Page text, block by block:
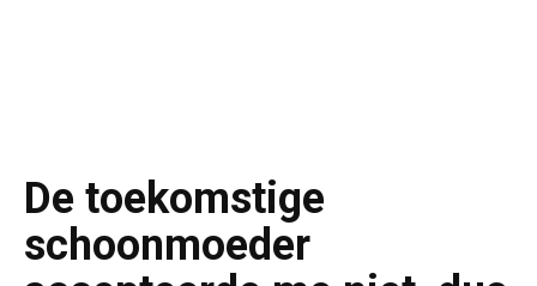
De toekomstige
schoonmoeder